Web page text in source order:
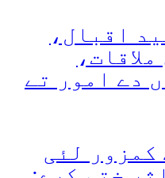
اقبال،
دے امور تے
کمزور لئی